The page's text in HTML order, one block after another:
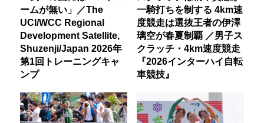
ームが無い」／The
UCI/WCC Regional
Development Satellite,
Shuzenji/Japan 2026年
第1回トレーニングキャ
ンプ
一騎打ちを制する 4km速
度競走は選抜王者の伊澤
璃空が春夏制覇 ／男子ス
クラッチ・4km速度競走
『2026インターハイ自転
車競技』